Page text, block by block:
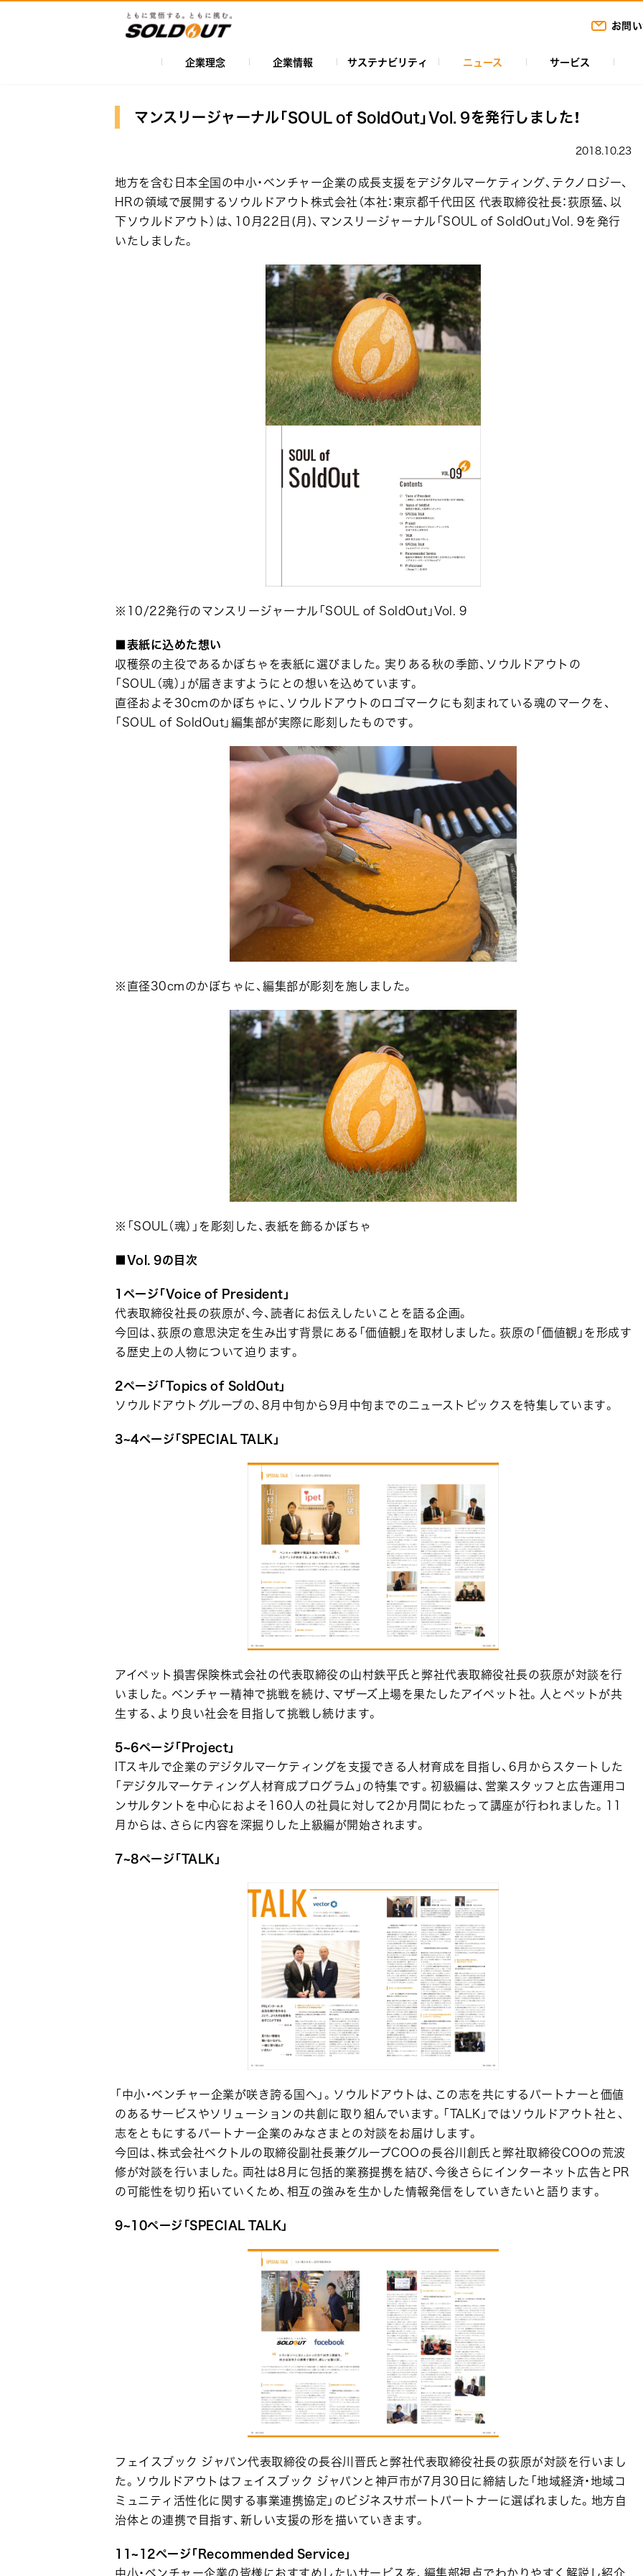
お問
ン
ゲ
ー
シ
ョ
企業理念 企業情報 サステナビリティ ニュース サービス
マンスリージャーナル「SOUL of SoldOut」Vol. 9を発行しました！
2018.10.23
地方を含む日本全国の中小・ベンチャー企業の成長支援をデジタルマーケティング、テクノロジー、
HRの領域で展開するソウルドアウト株式会社（本社：東京都千代田区 代表取締役社長：荻原猛、以
下ソウルドアウト）は、10月22日(月)、マンスリージャーナル「SOUL of SoldOut」Vol. 9を発行
いたしました。
※10/22発行のマンスリージャーナル「SOUL of SoldOut」Vol. 9
■表紙に込めた想い
収穫祭の主役であるかぼちゃを表紙に選びました。実りある秋の季節、ソウルドアウトの
「SOUL（魂）」が届きますようにとの想いを込めています。
直径およそ30cmのかぼちゃに、ソウルドアウトのロゴマークにも刻まれている魂のマークを、
「SOUL of SoldOut」編集部が実際に彫刻したものです。
※直径30cmのかぼちゃに、編集部が彫刻を施しました。
※「SOUL（魂）」を彫刻した、表紙を飾るかぼちゃ
■Vol. 9の目次
1ページ「Voice of President」
代表取締役社長の荻原が、今、読者にお伝えしたいことを語る企画。
今回は、荻原の意思決定を生み出す背景にある「価値観」を取材しました。荻原の「価値観」を形成す
る歴史上の人物について迫ります。
2ページ「Topics of SoldOut」
ソウルドアウトグループの、8月中旬から9月中旬までのニューストピックスを特集しています。
3~4ページ「SPECIAL TALK」
アイペット損害保険株式会社の代表取締役の山村鉄平氏と弊社代表取締役社長の荻原が対談を行
いました。ベンチャー精神で挑戦を続け、マザーズ上場を果たしたアイペット社。人とペットが共
生する、より良い社会を目指して挑戦し続けます。
5~6ページ「Project」
ITスキルで企業のデジタルマーケティングを支援できる人材育成を目指し、6月からスタートした
「デジタルマーケティング人材育成プログラム」の特集です。初級編は、営業スタッフと広告運用コ
ンサルタントを中心におよそ160人の社員に対して2か月間にわたって講座が行われました。11
月からは、さらに内容を深掘りした上級編が開始されます。
7~8ページ「TALK」
「中小・ベンチャー企業が咲き誇る国へ」。ソウルドアウトは、この志を共にするパートナーと価値
のあるサービスやソリューションの共創に取り組んでいます。「TALK」ではソウルドアウト社と、
志をともにするパートナー企業のみなさまとの対談をお届けします。
今回は、株式会社ベクトルの取締役副社長兼グループCOOの長谷川創氏と弊社取締役COOの荒波
修が対談を行いました。両社は8月に包括的業務提携を結び、今後さらにインターネット広告とPR
の可能性を切り拓いていくため、相互の強みを生かした情報発信をしていきたいと語ります。
9~10ページ「SPECIAL TALK」
フェイスブック ジャパン代表取締役の長谷川晋氏と弊社代表取締役社長の荻原が対談を行いまし
た。ソウルドアウトはフェイスブック ジャパンと神戸市が7月30日に締結した「地域経済・地域コ
ミュニティ活性化に関する事業連携協定」のビジネスサポートパートナーに選ばれました。地方自
治体との連携で目指す、新しい支援の形を描いていきます。
11~12ページ「Recommended Service」
中小・ベンチャー企業の皆様におすすめしたいサービスを、編集部視点でわかりやすく解説し紹介